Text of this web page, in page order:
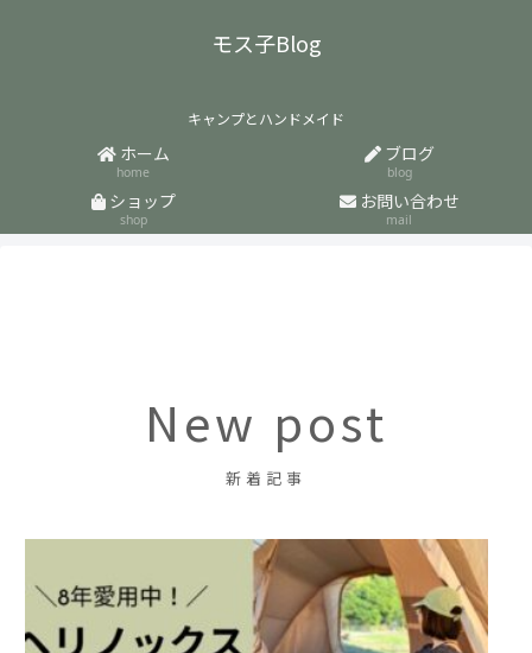
モス子Blog
キャンプとハンドメイド
ホーム
home
ブログ
blog
ショップ
shop
お問い合わせ
mail
New post